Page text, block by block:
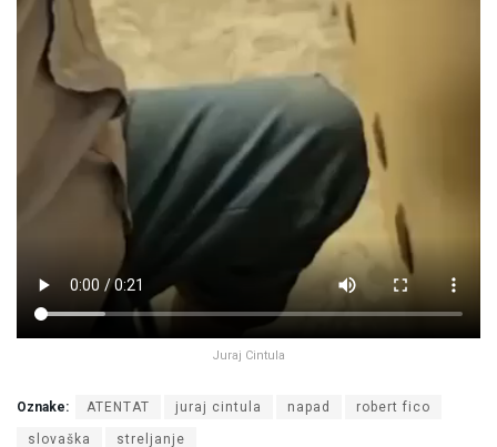
Juraj Cintula
Oznake: ATENTAT juraj cintula napad robert fico
slovaška streljanje